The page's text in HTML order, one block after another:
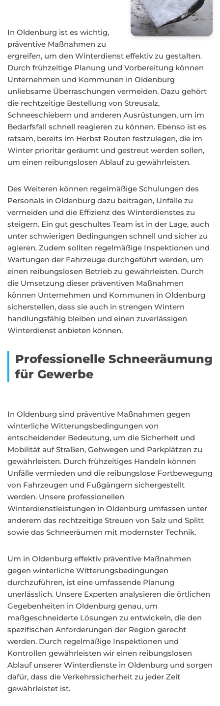
In Oldenburg ist es wichtig,
präventive Maßnahmen zu
ergreifen, um den Winterdienst effektiv zu gestalten.
Durch frühzeitige Planung und Vorbereitung können
Unternehmen und Kommunen in Oldenburg
unliebsame Überraschungen vermeiden. Dazu gehört
die rechtzeitige Bestellung von Streusalz,
Schneeschiebern und anderen Ausrüstungen, um im
Bedarfsfall schnell reagieren zu können. Ebenso ist es
ratsam, bereits im Herbst Routen festzulegen, die im
Winter prioritär geräumt und gestreut werden sollen,
um einen reibungslosen Ablauf zu gewährleisten.
Des Weiteren können regelmäßige Schulungen des
Personals in Oldenburg dazu beitragen, Unfälle zu
vermeiden und die Effizienz des Winterdienstes zu
steigern. Ein gut geschultes Team ist in der Lage, auch
unter schwierigen Bedingungen schnell und sicher zu
agieren. Zudem sollten regelmäßige Inspektionen und
Wartungen der Fahrzeuge durchgeführt werden, um
einen reibungslosen Betrieb zu gewährleisten. Durch
die Umsetzung dieser präventiven Maßnahmen
können Unternehmen und Kommunen in Oldenburg
sicherstellen, dass sie auch in strengen Wintern
handlungsfähig bleiben und einen zuverlässigen
Winterdienst anbieten können.
Professionelle Schneeräumung
für Gewerbe
In Oldenburg sind präventive Maßnahmen gegen
winterliche Witterungsbedingungen von
entscheidender Bedeutung, um die Sicherheit und
Mobilität auf Straßen, Gehwegen und Parkplätzen zu
gewährleisten. Durch frühzeitiges Handeln können
Unfälle vermieden und die reibungslose Fortbewegung
von Fahrzeugen und Fußgängern sichergestellt
werden. Unsere professionellen
Winterdienstleistungen in Oldenburg umfassen unter
anderem das rechtzeitige Streuen von Salz und Splitt
sowie das Schneeräumen mit modernster Technik.
Um in Oldenburg effektiv präventive Maßnahmen
gegen winterliche Witterungsbedingungen
durchzuführen, ist eine umfassende Planung
unerlässlich. Unsere Experten analysieren die örtlichen
Gegebenheiten in Oldenburg genau, um
maßgeschneiderte Lösungen zu entwickeln, die den
spezifischen Anforderungen der Region gerecht
werden. Durch regelmäßige Inspektionen und
Kontrollen gewährleisten wir einen reibungslosen
Ablauf unserer Winterdienste in Oldenburg und sorgen
dafür, dass die Verkehrssicherheit zu jeder Zeit
gewährleistet ist.